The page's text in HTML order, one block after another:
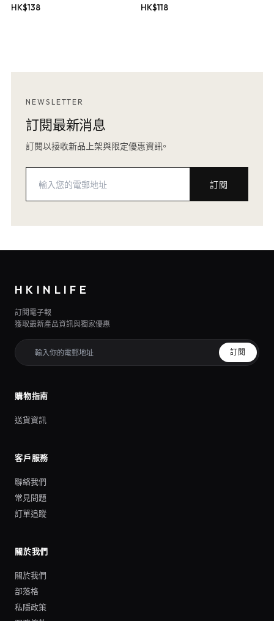
HK$138 HK$118
NEWSLETTER
訂閱最新消息
訂閱以接收新品上架與限定優惠資訊。
訂閱
HKINLIFE
訂閱電子報
獲取最新產品資訊與獨家優惠
訂閱
購物指南
送貨資訊
客戶服務
聯絡我們
常見問題
訂單追蹤
關於我們
關於我們
部落格
私隱政策